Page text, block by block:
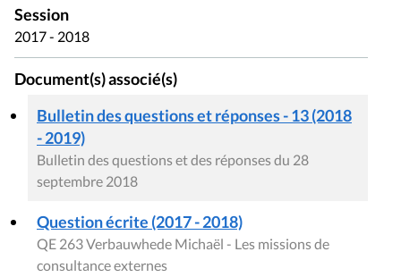
Session
2017 - 2018
Document(s) associé(s)
Bulletin des questions et réponses - 13 (2018
- 2019)
Bulletin des questions et des réponses du 28
septembre 2018
Question écrite (2017 - 2018)
QE 263 Verbauwhede Michaël - Les missions de
consultance externes